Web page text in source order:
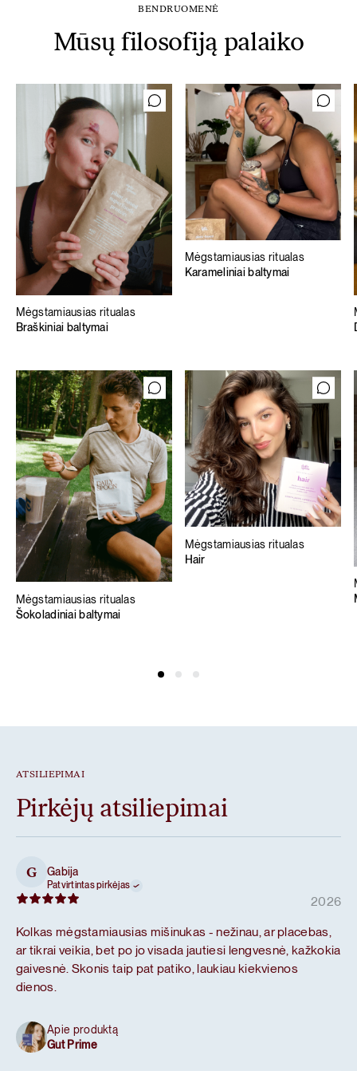
BENDRUOMENĖ
Mūsų filosofiją palaiko
Mėgstamiausias ritualas
Braškiniai baltymai
Mėgstamiausias ritualas
Karameliniai baltymai
Mėgstamiausias ritualas
Šokoladiniai baltymai
Mėgstamiausias ritualas
Hair
ATSILIEPIMAI
Pirkėjų atsiliepimai
G Gabija
Patvirtintas pirkėjas
2026
Kolkas mėgstamiausias mišinukas - nežinau, ar placebas,
ar tikrai veikia, bet po jo visada jautiesi lengvesnė, kažkokia
gaivesnė. Skonis taip pat patiko, laukiau kiekvienos
dienos.
Apie produktą
Gut Prime